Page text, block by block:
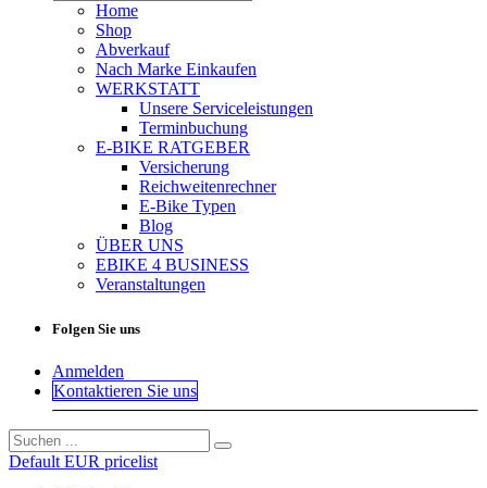
Home
Shop
Abverkauf
Nach Marke Einkaufen
WERKSTATT
Unsere Serviceleistungen
Terminbuchung
E-BIKE RATGEBER
Versicherung
Reichweitenrechner
E-Bike Typen
Blog
ÜBER UNS
EBIKE 4 BUSINESS
Veranstaltungen
Folgen Sie uns
Anmelden
Kontaktieren Sie uns
Default EUR pricelist